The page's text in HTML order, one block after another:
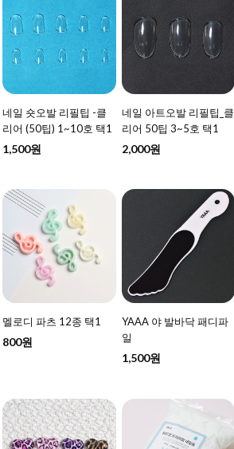
네일 숏오발 리필팁 -클
리어 (50팁) 1~10호 택1
1,500원
네일 아트오발 리필팁_클
리어 50팁 3~5호 택1
2,000원
멜로디 파츠 12종 택1
800원
YAAA 야 발바닥 패디파
일
1,500원